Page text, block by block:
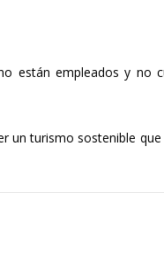
están empleados y no
un turismo sostenible